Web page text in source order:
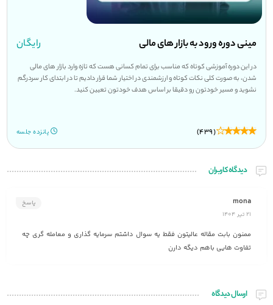
مینی دوره ورود به بازار های مالی رایگان
در این دوره آموزشی کوتاه که مناسب برای تمام کسانی هست که تازه وارد بازار های مالی
شدن، به صورت کلی نکات کوتاه و ارزشمندی در اختیار شما قرار دادیم تا در ابتدای کار سردرگم
نشوید و مسیر خودتون رو دقیقا بر اساس هدف خودتون تعیین کنید.
(439) پانزده جلسه
دیدگاه کاربران
mona
21 تیر 1404
پاسخ
ممنون بابت مقاله عالیتون فقط یه سوال داشتم سرمایه گذاری و معامله گری چه
تفاوت هایی باهم دیگه دارن
ارسال دیدگاه